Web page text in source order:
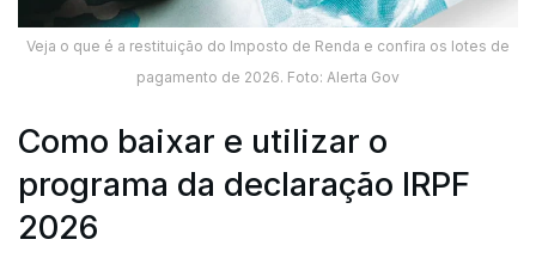
Veja o que é a restituição do Imposto de Renda e confira os lotes de
pagamento de 2026. Foto: Alerta Gov
Como baixar e utilizar o
programa da declaração IRPF
2026